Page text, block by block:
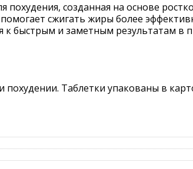
похудения, созданная на основе
сжигать жиры более
к быстрым и заметным результатам в
Таблетки упакованы в